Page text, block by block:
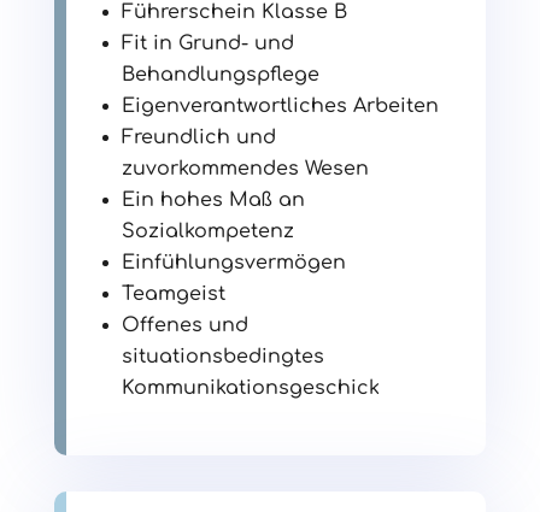
Führerschein Klasse B
Fit in Grund- und
Behandlungspflege
Eigenverantwortliches Arbeiten
Freundlich und
zuvorkommendes Wesen
Ein hohes Maß an
Sozialkompetenz
Einfühlungsvermögen
Teamgeist
Offenes und
situationsbedingtes
Kommunikationsgeschick